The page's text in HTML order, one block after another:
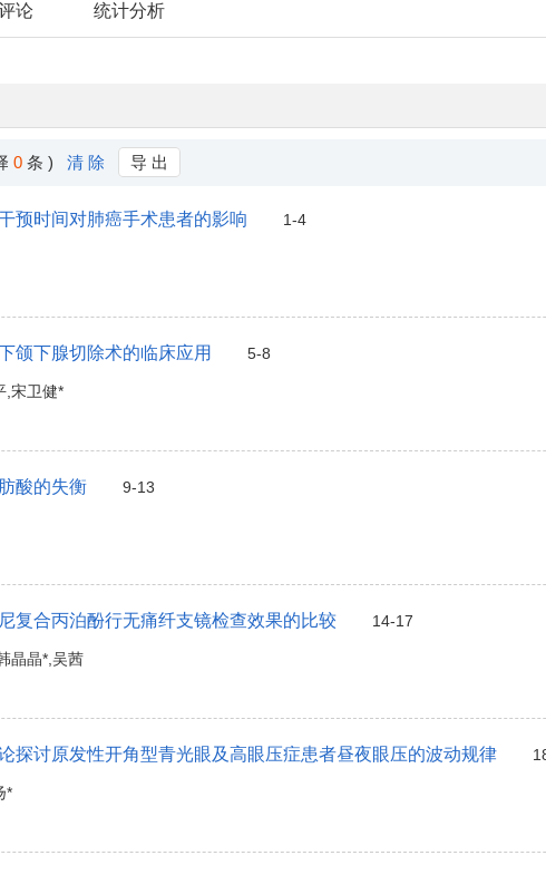
论 统计分析
0 条 ) 清 除 导 出
预时间对肺癌手术患者的影响 1-4
颌下腺切除术的临床应用 5-8
,宋卫健*
酸的失衡 9-13
复合丙泊酚行无痛纤支镜检查效果的比较 14-17
晶晶*,吴茜
探讨原发性开角型青光眼及高眼压症患者昼夜眼压的波动规律
*